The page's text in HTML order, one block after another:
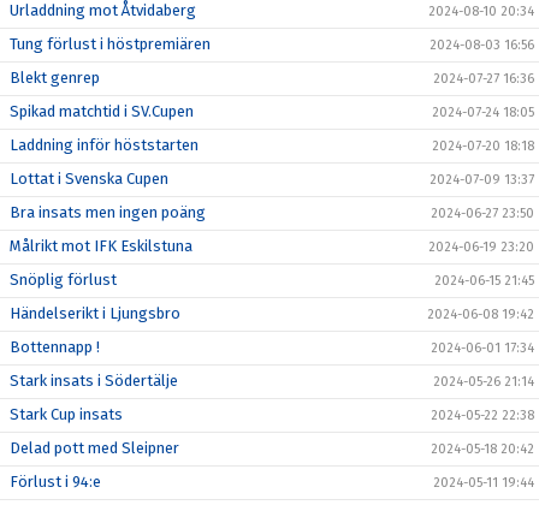
Urladdning mot Åtvidaberg 2024-08-10 20:34
Tung förlust i höstpremiären 2024-08-03 16:56
Blekt genrep 2024-07-27 16:36
Spikad matchtid i SV.Cupen 2024-07-24 18:05
Laddning inför höststarten 2024-07-20 18:18
Lottat i Svenska Cupen 2024-07-09 13:37
Bra insats men ingen poäng 2024-06-27 23:50
Målrikt mot IFK Eskilstuna 2024-06-19 23:20
Snöplig förlust 2024-06-15 21:45
Händelserikt i Ljungsbro 2024-06-08 19:42
Bottennapp ! 2024-06-01 17:34
Stark insats i Södertälje 2024-05-26 21:14
Stark Cup insats 2024-05-22 22:38
Delad pott med Sleipner 2024-05-18 20:42
Förlust i 94:e 2024-05-11 19:44